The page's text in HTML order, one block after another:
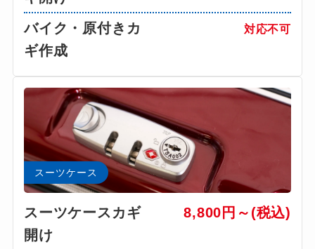
バイク・原付きカ
ギ作成
対応不可
スーツケース
スーツケースカギ
開け
8,800円～(税込)